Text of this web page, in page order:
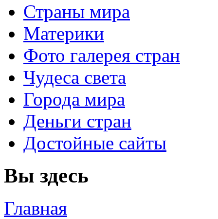
Страны мира
Материки
Фото галерея стран
Чудеса света
Города мира
Деньги стран
Достойные сайты
Вы здесь
Главная